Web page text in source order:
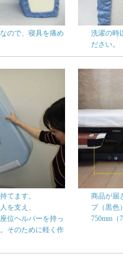
ので、寝具を痛め
洗濯の時
ださい。
てます。
を支え、
位ヘルパーを持っ
そのために軽く作
商品が届
プ（黒色
750mm（